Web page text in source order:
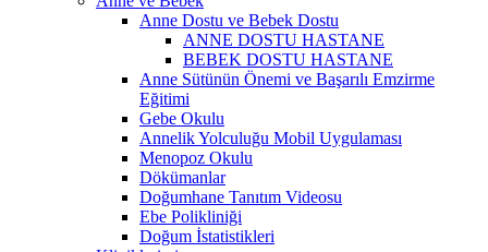
Anne Dostu ve Bebek Dostu
ANNE DOSTU HASTANE
BEBEK DOSTU HASTANE
Anne Sütünün Önemi ve Başarılı Emzirme
Eğitimi
Gebe Okulu
Annelik Yolculuğu Mobil Uygulaması
Menopoz Okulu
Dökümanlar
Doğumhane Tanıtım Videosu
Ebe Polikliniği
Doğum İstatistikleri